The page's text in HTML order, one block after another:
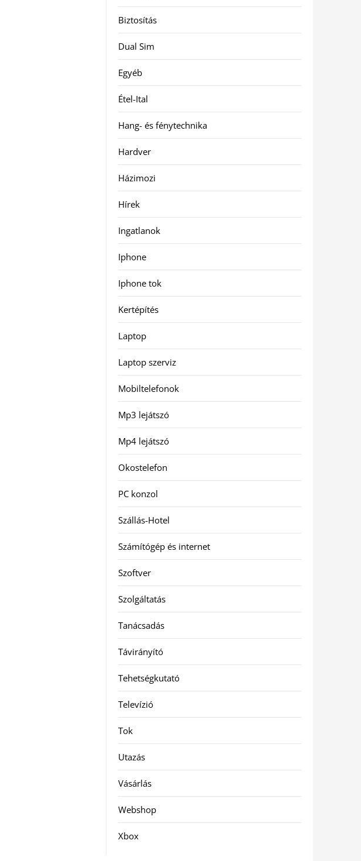
Biztosítás
Dual Sim
Egyéb
Étel-Ital
Hang- és fénytechnika
Hardver
Házimozi
Hírek
Ingatlanok
Iphone
Iphone tok
Kertépítés
Laptop
Laptop szerviz
Mobiltelefonok
Mp3 lejátszó
Mp4 lejátszó
Okostelefon
PC konzol
Szállás-Hotel
Számítógép és internet
Szoftver
Szolgáltatás
Tanácsadás
Távirányító
Tehetségkutató
Televízió
Tok
Utazás
Vásárlás
Webshop
Xbox